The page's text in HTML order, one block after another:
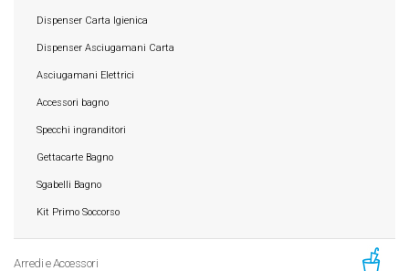
Dispenser Carta Igienica
Dispenser Asciugamani Carta
Asciugamani Elettrici
Accessori bagno
Specchi ingranditori
Gettacarte Bagno
Sgabelli Bagno
Kit Primo Soccorso
Arredi e Accessori